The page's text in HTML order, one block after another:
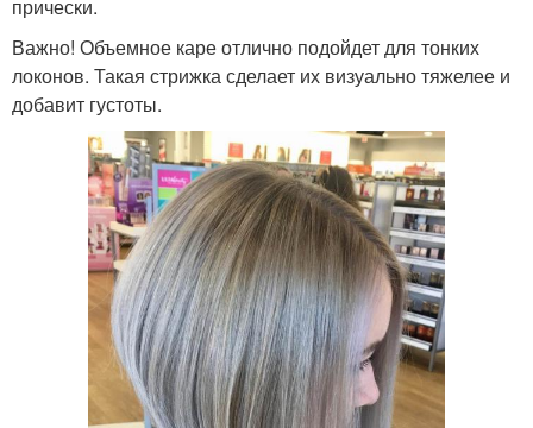
прически.
Важно! Объемное каре отлично подойдет для тонких
локонов. Такая стрижка сделает их визуально тяжелее и
добавит густоты.